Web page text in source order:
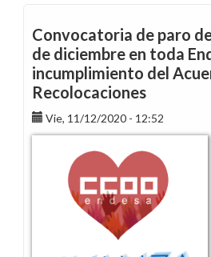
movilización
de
ayer
en
redes
por
el
incumplimiento
del
Acuerdo
de
Recolocaciones
Convocatoria de paro
de diciembre en toda
incumplimiento del
Recolocaciones
Vie, 11/12/2020 - 12:52